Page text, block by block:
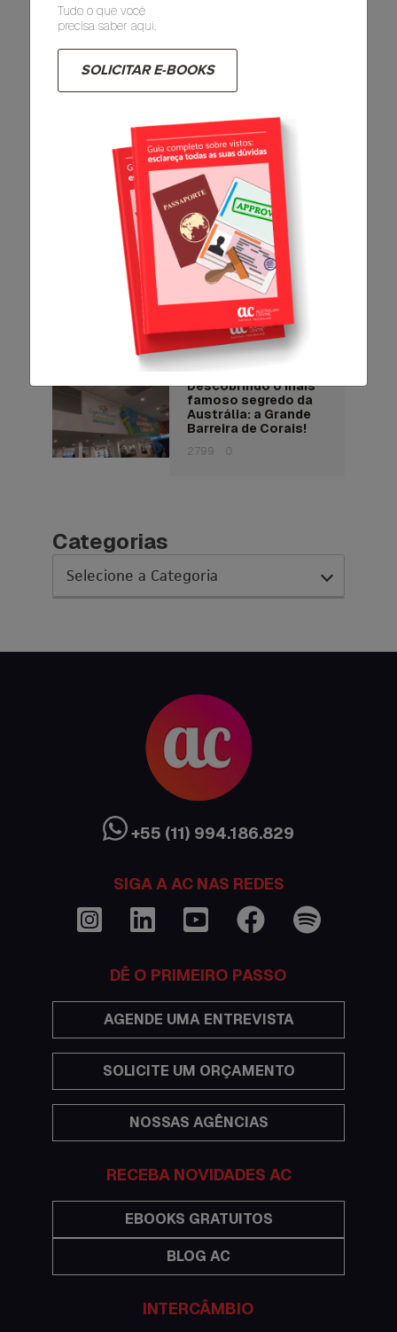
Um pouquinho mais
sobre Perth, Western
Australia.
27810
Ralando para pagar
as contas.
Descobrindo o mais
famoso segredo da
Austrália: a Grande
Barreira de Corais!
2799 0
Categorias
Ciência sem Fronteiras
Cultura Austrália
Curso de inglês no exterior
Dicas
Economia
Estudar no exterior
Eventos
Histórias de intercâmbio
Hospedagem
Imigração Austrália
Informações gerais
+55 (11) 994.186.829
SIGA A AC NAS REDES
DÊ O PRIMEIRO PASSO
AGENDE UMA ENTREVISTA
SOLICITE UM ORÇAMENTO
NOSSAS AGÊNCIAS
RECEBA NOVIDADES AC
EBOOKS GRATUITOS
BLOG AC
INTERCÂMBIO
Tudo o que você
precisa saber aqui.
SOLICITAR E-BOOKS